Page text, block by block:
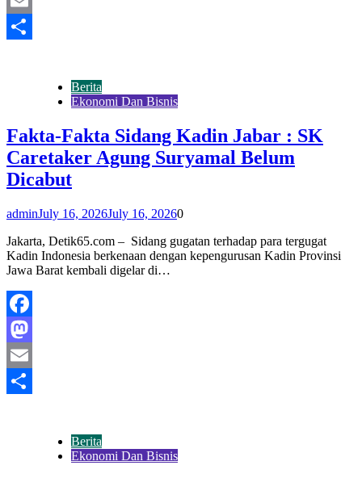
Email
Berita
Ekonomi Dan Bisnis
Fakta-Fakta Sidang Kadin Jabar : SK
Caretaker Agung Suryamal Belum
Dicabut
adminJuly 16, 2026July 16, 20260
Jakarta, Detik65.com – Sidang gugatan terhadap para tergugat
Kadin Indonesia berkenaan dengan kepengurusan Kadin Provinsi
Jawa Barat kembali digelar di…
Facebook
Mastodon
Email
Berita
Ekonomi Dan Bisnis